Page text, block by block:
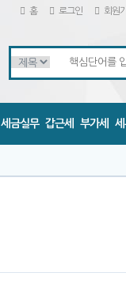
홈 로그인 회원
세금실무 갑근세 부가세